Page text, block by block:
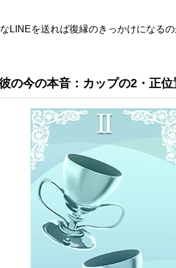
LINEを送れば復縁のきっかけになる
の今の本音：カップの2・正位